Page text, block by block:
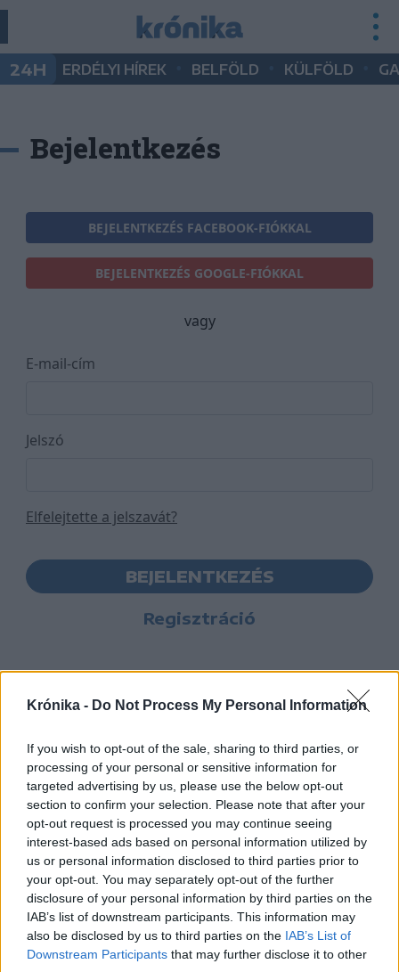
Krónika - Do Not Process My Personal Information
If you wish to opt-out of the sale, sharing to third parties, or
processing of your personal or sensitive information for
targeted advertising by us, please use the below opt-out
section to confirm your selection. Please note that after your
opt-out request is processed you may continue seeing
interest-based ads based on personal information utilized by
us or personal information disclosed to third parties prior to
your opt-out. You may separately opt-out of the further
disclosure of your personal information by third parties on the
IAB’s list of downstream participants. This information may
also be disclosed by us to third parties on the IAB’s List of
Downstream Participants that may further disclose it to other
24H ERDÉLYI HÍREK BELFÖLD KÜLFÖLD
Bejelentkezés
BEJELENTKEZÉS FACEBOOK-FIÓKKAL
BEJELENTKEZÉS GOOGLE-FIÓKKAL
vagy
E-mail-cím
Jelszó
Elfelejtette a jelszavát?
BEJELENTKEZÉS
Regisztráció
Hasznos
Impresszum
Szerzői jogok
Adatvédelmi tájékoztató
Cookie-kezelési tájékoztató